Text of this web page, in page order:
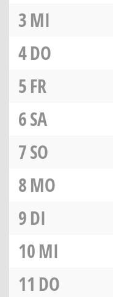
3MI
4DO
5FR
6SA
7SO
8MO
9DI
10MI
11 DO